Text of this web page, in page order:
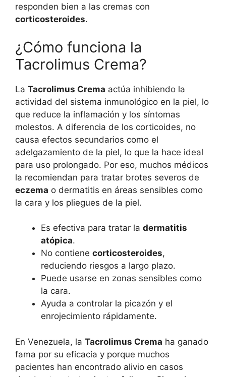
responden bien a las cremas con
corticosteroides.
¿Cómo funciona la
Tacrolimus Crema?
La Tacrolimus Crema actúa inhibiendo la
actividad del sistema inmunológico en la piel, lo
que reduce la inflamación y los síntomas
molestos. A diferencia de los corticoides, no
causa efectos secundarios como el
adelgazamiento de la piel, lo que la hace ideal
para uso prolongado. Por eso, muchos médicos
la recomiendan para tratar brotes severos de
eczema o dermatitis en áreas sensibles como
la cara y los pliegues de la piel.
Es efectiva para tratar la dermatitis
atópica.
No contiene corticosteroides,
reduciendo riesgos a largo plazo.
Puede usarse en zonas sensibles como
la cara.
Ayuda a controlar la picazón y el
enrojecimiento rápidamente.
En Venezuela, la Tacrolimus Crema ha ganado
fama por su eficacia y porque muchos
pacientes han encontrado alivio en casos